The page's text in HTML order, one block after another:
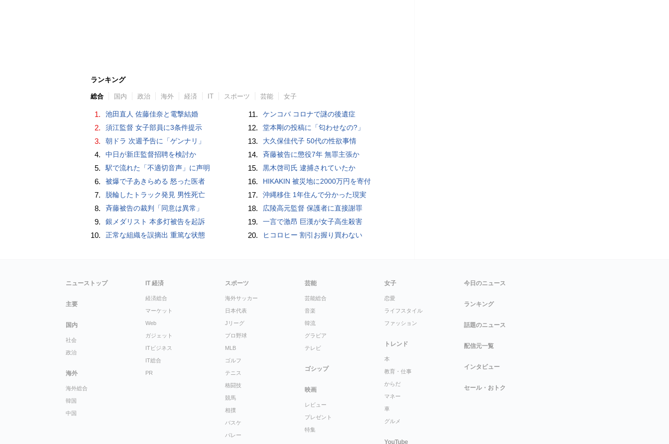
ランキング
総合 国内 政治 海外 経済 IT スポーツ 芸能 女子
1. 池田直人 佐藤佳奈と電撃結婚
2. 須江監督 女子部員に3条件提示
3. 朝ドラ 次週予告に「ゲンナリ」
4. 中日が新庄監督招聘を検討か
5. 駅で流れた「不適切音声」に声明
6. 被爆で子あきらめる 怒った医者
7. 脱輪したトラック発見 男性死亡
8. 斉藤被告の裁判「同意は異常」
9. 銀メダリスト 本多灯被告を起訴
10. 正常な組織を誤摘出 重篤な状態
11. ケンコバ コロナで謎の後遺症
12. 堂本剛の投稿に「匂わせなの?」
13. 大久保佳代子 50代の性欲事情
14. 斉藤被告に懲役7年 無罪主張か
15. 黒木啓司氏 逮捕されていたか
16. HIKAKIN 被災地に2000万円を寄付
17. 沖縄移住 1年住んで分かった現実
18. 広陵高元監督 保護者に直接謝罪
19. 一言で激昂 巨漢が女子高生殺害
20. ヒコロヒー 割引お握り買わない
ニューストップ
主要
国内
社会
政治
海外
海外総合
韓国
中国
IT 経済
経済総合
マーケット
Web
ガジェット
ITビジネス
IT総合
PR
スポーツ
海外サッカー
日本代表
Jリーグ
プロ野球
MLB
ゴルフ
テニス
格闘技
競馬
相撲
バスケ
バレー
芸能
芸能総合
音楽
韓流
グラビア
テレビ
ゴシップ
映画
レビュー
プレゼント
特集
女子
恋愛
ライフスタイル
ファッション
トレンド
本
教育・仕事
からだ
マネー
車
グルメ
YouTube
今日のニュース
ランキング
話題のニュース
配信元一覧
インタビュー
セール・おトク